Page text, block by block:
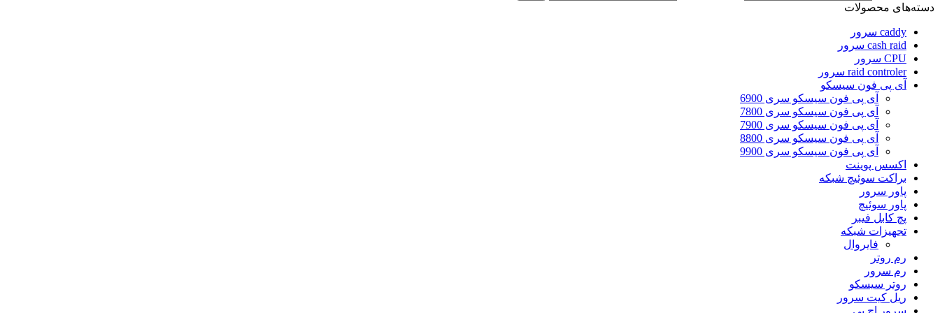
دسته‌های محصولات
caddy سرور
cash raid سرور
CPU سرور
raid controler سرور
آی پی فون سیسکو
آی پی فون سیسکو سری 6900
آی پی فون سیسکو سری 7800
آی پی فون سیسکو سری 7900
آی پی فون سیسکو سری 8800
آی پی فون سیسکو سری 9900
اکسس پوینت
براکت سوئیچ شبکه
پاور سرور
پاور سوئیچ
پچ کابل فیبر
تجهیزات شبکه
فایروال
رم روتر
رم سرور
روتر سیسکو
ریل کیت سرور
سرور اچ پی